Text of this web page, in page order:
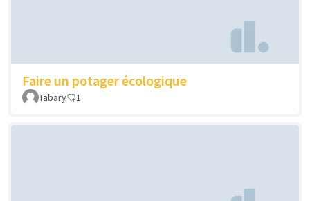
Faire un potager écologique
Tabary 1